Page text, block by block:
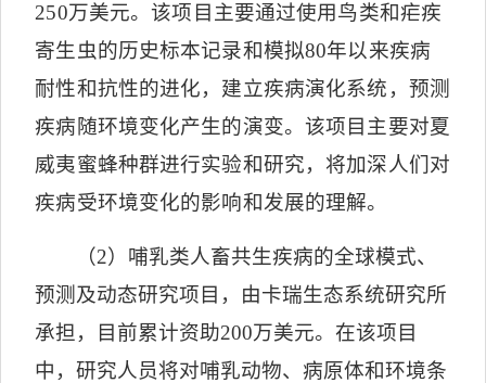
250万美元。该项目主要通过使用鸟类和疟疾
寄生虫的历史标本记录和模拟80年以来疾病
耐性和抗性的进化，建立疾病演化系统，预测
疾病随环境变化产生的演变。该项目主要对夏
威夷蜜蜂种群进行实验和研究，将加深人们对
疾病受环境变化的影响和发展的理解。
（2）哺乳类人畜共生疾病的全球模式、
预测及动态研究项目，由卡瑞生态系统研究所
承担，目前累计资助200万美元。在该项目
中，研究人员将对哺乳动物、病原体和环境条